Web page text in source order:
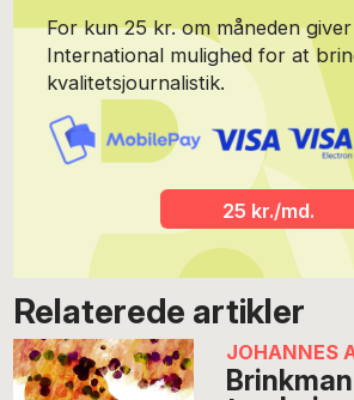
For kun 25 kr. om måneden giver
International mulighed for at
kvalitetsjournalistik.
25 kr./md.
Relaterede artikler
JOHANNES